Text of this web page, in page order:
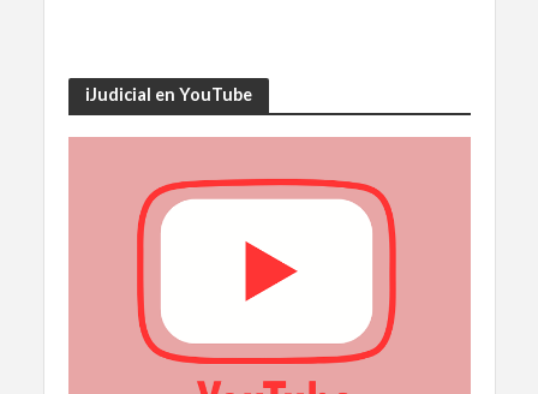
iJudicial en YouTube